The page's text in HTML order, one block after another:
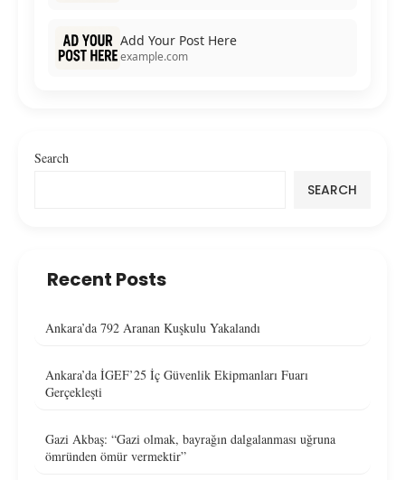
Add Your Post Here
example.com
Search
SEARCH
Recent Posts
Ankara’da 792 Aranan Kuşkulu Yakalandı
Ankara’da İGEF’25 İç Güvenlik Ekipmanları Fuarı
Gerçekleşti
Gazi Akbaş: “Gazi olmak, bayrağın dalgalanması uğruna
ömründen ömür vermektir”